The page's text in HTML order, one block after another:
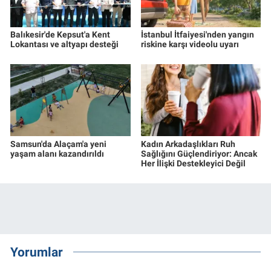
Balıkesir'de Kepsut'a Kent
Lokantası ve altyapı desteği
İstanbul İtfaiyesi'nden yangın
riskine karşı videolu uyarı
Samsun'da Alaçam'a yeni
yaşam alanı kazandırıldı
Kadın Arkadaşlıkları Ruh
Sağlığını Güçlendiriyor: Ancak
Her İlişki Destekleyici Değil
Yorumlar